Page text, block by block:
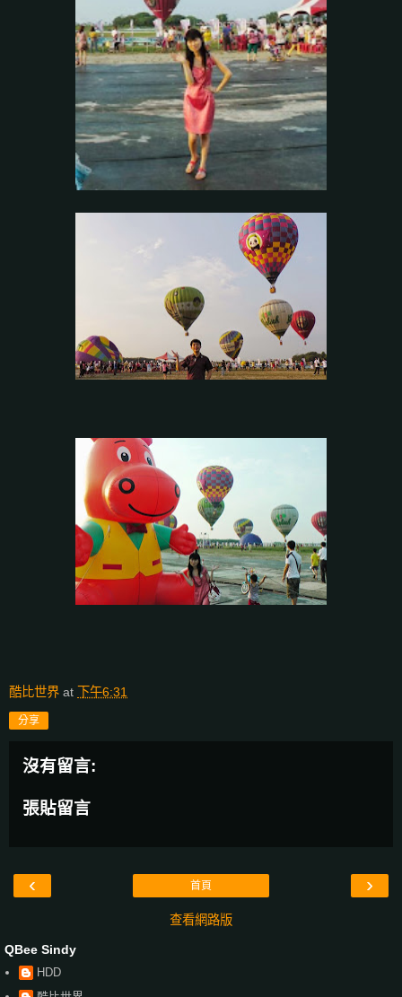
酷比世界 at 下午6:31
分享
沒有留言:
張貼留言
‹ ›
首頁
查看網路版
QBee Sindy
HDD